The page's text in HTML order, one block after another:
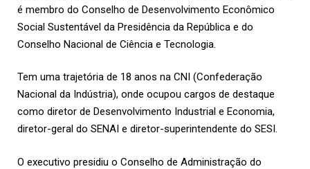
é membro do Conselho de Desenvolvimento Econômico
Social Sustentável da Presidência da República e do
Conselho Nacional de Ciência e Tecnologia.
Tem uma trajetória de 18 anos na CNI (Confederação
Nacional da Indústria), onde ocupou cargos de destaque
como diretor de Desenvolvimento Industrial e Economia,
diretor-geral do SENAI e diretor-superintendente do SESI.
O executivo presidiu o Conselho de Administração do